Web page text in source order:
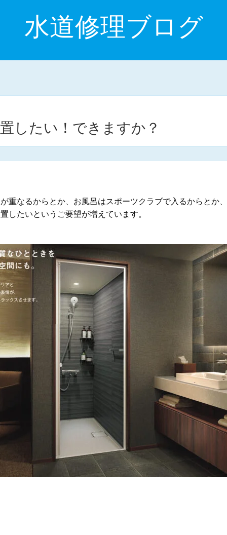
水道修理ブログ
したい！できますか？
重なるからとか、お風呂はスポーツクラブで入るからとか
したいというご要望が増えています。